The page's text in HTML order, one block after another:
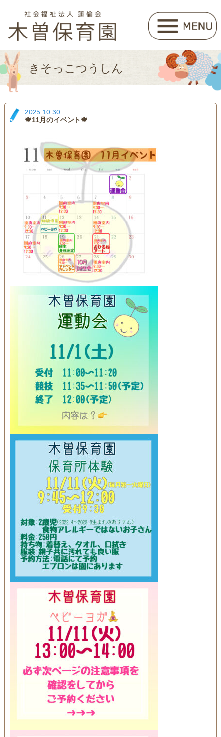
きそっこつうしん
2025.10.30
🍁11月のイベント🍁